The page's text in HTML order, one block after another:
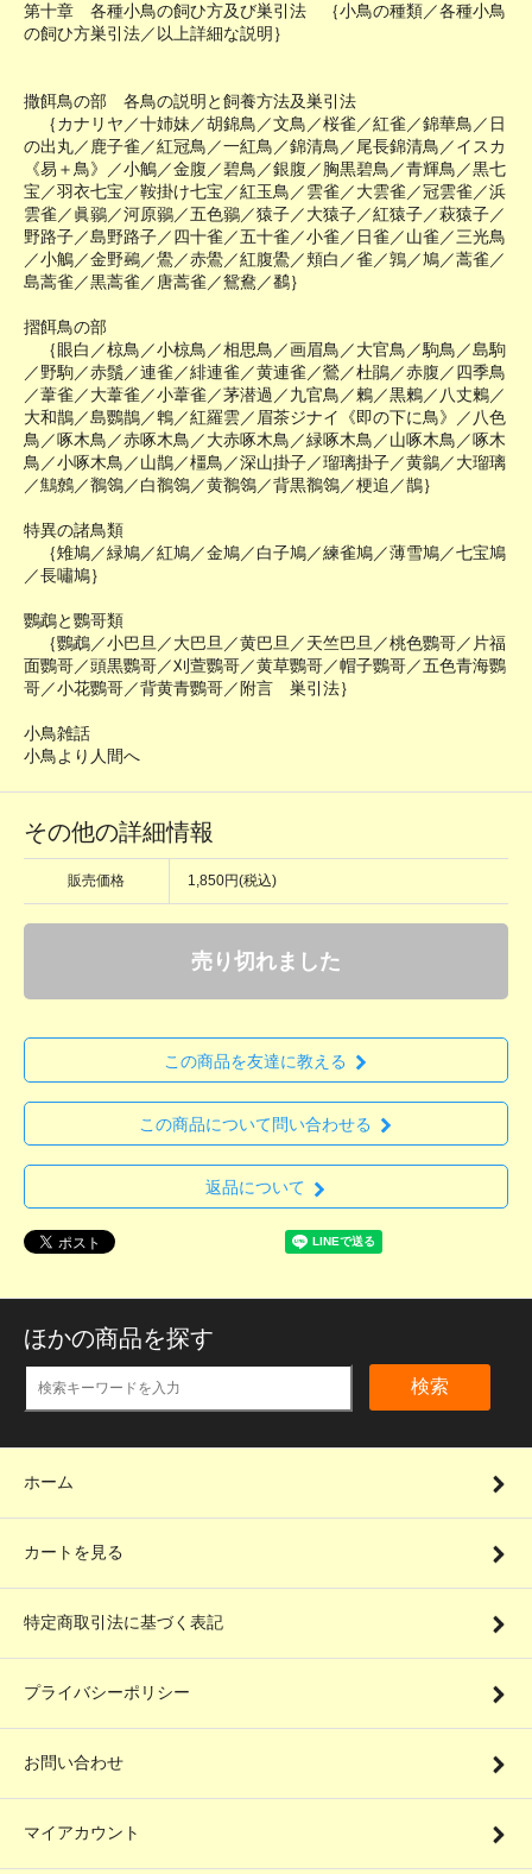
第十章 各種小鳥の飼ひ方及び巣引法 ｛小鳥の種類／各種小鳥
の飼ひ方巣引法／以上詳細な説明｝
撒餌鳥の部 各鳥の説明と飼養方法及巣引法
｛カナリヤ／十姉妹／胡錦鳥／文鳥／桜雀／紅雀／錦華鳥／日
の出丸／鹿子雀／紅冠鳥／一紅鳥／錦清鳥／尾長錦清鳥／イスカ
《易＋鳥》／小鵤／金腹／碧鳥／銀腹／胸黒碧鳥／青輝鳥／黒七
宝／羽衣七宝／鞍掛け七宝／紅玉鳥／雲雀／大雲雀／冠雲雀／浜
雲雀／眞鶸／河原鶸／五色鶸／猿子／大猿子／紅猿子／萩猿子／
野路子／島野路子／四十雀／五十雀／小雀／日雀／山雀／三光鳥
／小鵤／金野鵐／鷽／赤鷽／紅腹鷽／頬白／雀／鶉／鳩／蒿雀／
島蒿雀／黒蒿雀／唐蒿雀／鴛鴦／鷭｝
摺餌鳥の部
｛眼白／椋鳥／小椋鳥／相思鳥／画眉鳥／大官鳥／駒鳥／島駒
／野駒／赤鬚／連雀／緋連雀／黄連雀／鶯／杜鵑／赤腹／四季鳥
／葦雀／大葦雀／小葦雀／茅潜過／九官鳥／鶫／黒鶫／八丈鶫／
大和鵲／島鸚鵲／鵯／紅羅雲／眉茶ジナイ《即の下に鳥》／八色
鳥／啄木鳥／赤啄木鳥／大赤啄木鳥／緑啄木鳥／山啄木鳥／啄木
鳥／小啄木鳥／山鵲／橿鳥／深山掛子／瑠璃掛子／黄鶲／大瑠璃
／鷦鷯／鶺鴒／白鶺鴒／黄鶺鴒／背黒鶺鴒／梗追／鵲｝
特異の諸鳥類
｛雉鳩／緑鳩／紅鳩／金鳩／白子鳩／練雀鳩／薄雪鳩／七宝鳩
／長嘯鳩｝
鸚鵡と鸚哥類
｛鸚鵡／小巴旦／大巴旦／黄巴旦／天竺巴旦／桃色鸚哥／片福
面鸚哥／頭黒鸚哥／刈萱鸚哥／黄草鸚哥／帽子鸚哥／五色青海鸚
哥／小花鸚哥／背黄青鸚哥／附言 巣引法｝
小鳥雑話
小鳥より人間へ
その他の詳細情報
販売価格 1,850円(税込)
売り切れました
この商品を友達に教える
この商品について問い合わせる
返品について
ほかの商品を探す
検索
ホーム
カートを見る
特定商取引法に基づく表記
プライバシーポリシー
お問い合わせ
マイアカウント